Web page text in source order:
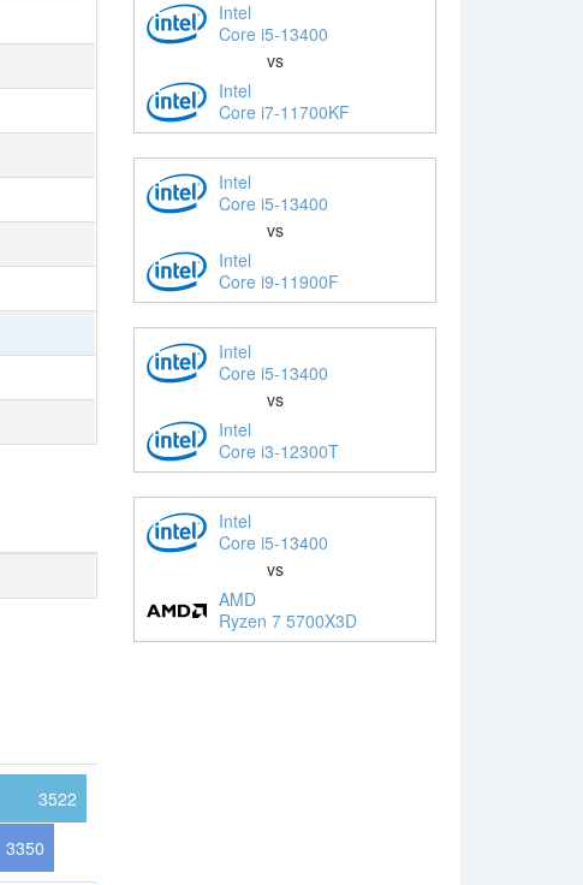
3522
3350
Intel
Core i5-13400
vs
Intel
Core i7-11700KF
Intel
Core i5-13400
vs
Intel
Core i9-11900F
Intel
Core i5-13400
vs
Intel
Core i3-12300T
Intel
Core i5-13400
vs
AMD
Ryzen 7 5700X3D